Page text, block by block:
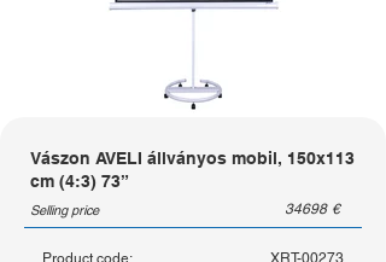
Vászon AVELI állványos mobil, 150x113
cm (4:3) 73”
Selling price 34698 €
Product code: XRT-00273